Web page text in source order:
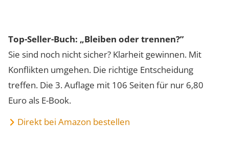
Top-Seller-Buch: „Bleiben oder trennen?”
Sie sind noch nicht sicher? Klarheit gewinnen. Mit
Konflikten umgehen. Die richtige Entscheidung
treffen. Die 3. Auflage mit 106 Seiten für nur 6,80
Euro als E-Book.
Direkt bei Amazon bestellen